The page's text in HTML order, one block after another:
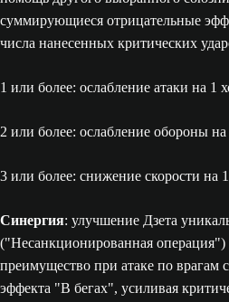
суммирующиеся отрицательные
числа нанесенных критических
1 или более: ослабление атаки на 1
2 или более: ослабление обороны на
3 или более: снижение скорости на
Синергия: улучшение Дзета
("Несанкционированная операция")
преимущество при атаке по врагам
эффекта "В бегах", усиливая